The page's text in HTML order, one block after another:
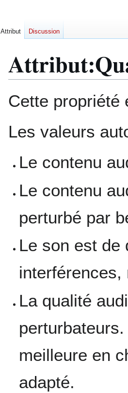
à
navigation
à
recherche
Cette
Les valeurs
Le contenu
Le contenu
perturbé par
Le son est de
La qualité
meilleure en
adapté.
Attribut Discussion